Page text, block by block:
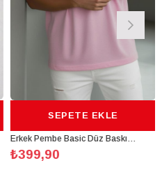
SEPETE EKLE
Erkek Pembe Basic Düz Baskısız Oversize Salas Boyfriend T-Shirt
₺399,90